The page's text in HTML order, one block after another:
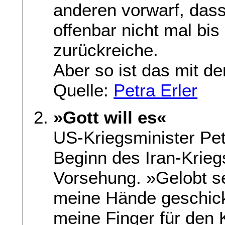
anderen vorwarf,
offenbar nicht mal
zurückreiche.
Aber so ist das mit
Quelle: Petra Erler
»Gott will es«
US-Kriegsminister
Beginn des Iran-
Vorsehung. »Gelobt
meine Hände
meine Finger für den